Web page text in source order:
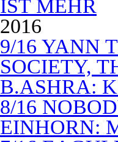
IST MEHR
2016
9/16 YANN
SOCIETY,
B.ASHRA:
8/16
EINHORN: